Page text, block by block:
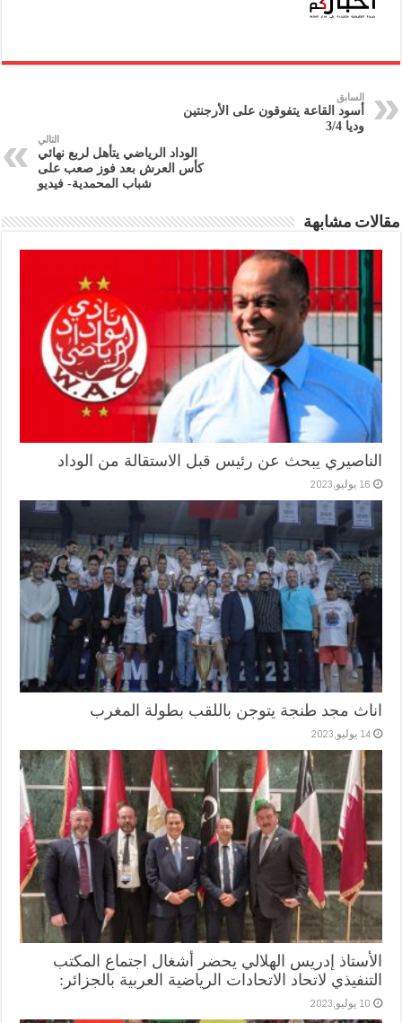
السابق
أسود القاعة يتفوقون على الأرجنتين
وديا 3/4
التالي
الوداد الرياضي يتأهل لربع نهائي
كأس العرش بعد فوز صعب على
شباب المحمدية- فيديو
مقالات مشابهة
الناصيري يبحث عن رئيس قبل الاستقالة من الوداد
16 يوليو,2023
اناث مجد طنجة يتوجن باللقب بطولة المغرب
14 يوليو,2023
الأستاذ إدريس الهلالي يحضر أشغال اجتماع المكتب
التنفيذي لاتحاد الاتحادات الرياضية العربية بالجزائر:
10 يوليو,2023